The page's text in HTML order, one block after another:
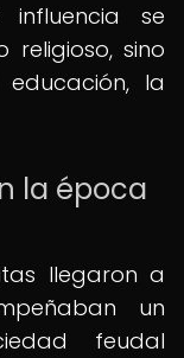
se
sino
la
la época
llegaron a
un
feudal